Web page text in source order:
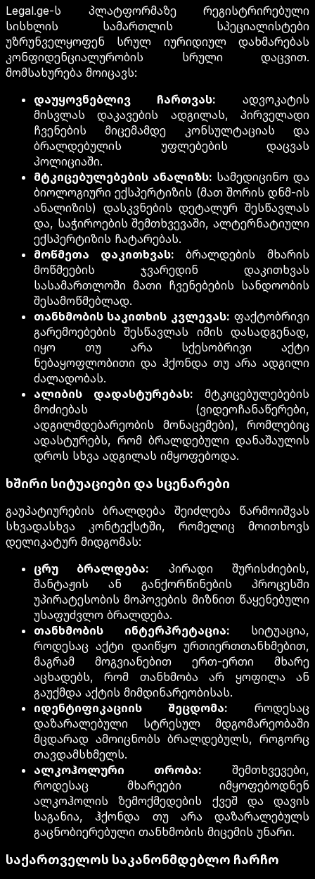
Legal.ge-ს პლატფორმაზე რეგისტრირებული
სისხლის სამართლის სპეციალისტები
უზრუნველყოფენ სრულ იურიდიულ დახმარებას
კონფიდენციალურობის სრული დაცვით.
მომსახურება მოიცავს:
დაუყოვნებლივ ჩართვას: ადვოკატის
მისვლას დაკავების ადგილას, პირველადი
ჩვენების მიცემამდე კონსულტაციას და
ბრალდებულის უფლებების დაცვას
პოლიციაში.
მტკიცებულებების ანალიზს: სამედიცინო და
ბიოლოგიური ექსპერტიზის (მათ შორის დნმ-ის
ანალიზის) დასკვნების დეტალურ შესწავლას
და, საჭიროების შემთხვევაში, ალტერნატიული
ექსპერტიზის ჩატარებას.
მოწმეთა დაკითხვას: ბრალდების მხარის
მოწმეების ჯვარედინ დაკითხვას
სასამართლოში მათი ჩვენებების სანდოობის
შესამოწმებლად.
თანხმობის საკითხის კვლევას: ფაქტობრივი
გარემოებების შესწავლას იმის დასადგენად,
იყო თუ არა სქესობრივი აქტი
ნებაყოფლობითი და ჰქონდა თუ არა ადგილი
ძალადობას.
ალიბის დადასტურებას: მტკიცებულებების
მოძიებას (ვიდეოჩანაწერები,
ადგილმდებარეობის მონაცემები), რომლებიც
ადასტურებს, რომ ბრალდებული დანაშაულის
დროს სხვა ადგილას იმყოფებოდა.
ხშირი სიტუაციები და სცენარები
გაუპატიურების ბრალდება შეიძლება წარმოიშვას
სხვადასხვა კონტექსტში, რომელიც მოითხოვს
დელიკატურ მიდგომას:
ცრუ ბრალდება: პირადი შურისძიების,
შანტაჟის ან განქორწინების პროცესში
უპირატესობის მოპოვების მიზნით წაყენებული
უსაფუძვლო ბრალდება.
თანხმობის ინტერპრეტაცია: სიტუაცია,
როდესაც აქტი დაიწყო ურთიერთთანხმებით,
მაგრამ მოგვიანებით ერთ-ერთი მხარე
აცხადებს, რომ თანხმობა არ ყოფილა ან
გაუქმდა აქტის მიმდინარეობისას.
იდენტიფიკაციის შეცდომა: როდესაც
დაზარალებული სტრესულ მდგომარეობაში
მცდარად ამოიცნობს ბრალდებულს, როგორც
თავდამსხმელს.
ალკოჰოლური თრობა: შემთხვევები,
როდესაც მხარეები იმყოფებოდნენ
ალკოჰოლის ზემოქმედების ქვეშ და დავის
საგანია, ჰქონდა თუ არა დაზარალებულს
გაცნობიერებული თანხმობის მიცემის უნარი.
საქართველოს საკანონმდებლო ჩარჩო